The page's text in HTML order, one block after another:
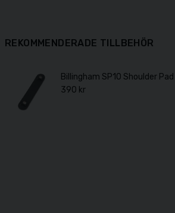
REKOMMENDERADE TILLBEHÖR
Billingham SP10 Shoulder
390 kr